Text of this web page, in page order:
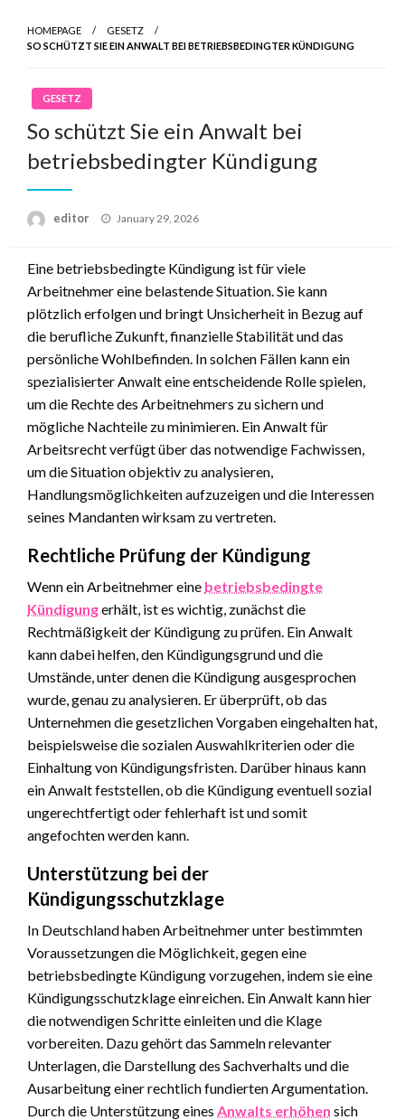
HOMEPAGE
GESETZ
SO SCHÜTZT SIE EIN ANWALT BEI BETRIEBSBEDINGTER KÜNDIGUNG
GESETZ
So schützt Sie ein Anwalt bei
betriebsbedingter Kündigung
editor
Posted
January 29, 2026
Eine betriebsbedingte Kündigung ist für viele
Arbeitnehmer eine belastende Situation. Sie kann
plötzlich erfolgen und bringt Unsicherheit in Bezug auf
die berufliche Zukunft, finanzielle Stabilität und das
persönliche Wohlbefinden. In solchen Fällen kann ein
spezialisierter Anwalt eine entscheidende Rolle spielen,
um die Rechte des Arbeitnehmers zu sichern und
mögliche Nachteile zu minimieren. Ein Anwalt für
Arbeitsrecht verfügt über das notwendige Fachwissen,
um die Situation objektiv zu analysieren,
Handlungsmöglichkeiten aufzuzeigen und die Interessen
seines Mandanten wirksam zu vertreten.
Rechtliche Prüfung der Kündigung
Wenn ein Arbeitnehmer eine betriebsbedingte
Kündigungerhält, ist es wichtig, zunächst die
Rechtmäßigkeit der Kündigung zu prüfen. Ein Anwalt
kann dabei helfen, den Kündigungsgrund und die
Umstände, unter denen die Kündigung ausgesprochen
wurde, genau zu analysieren. Er überprüft, ob das
Unternehmen die gesetzlichen Vorgaben eingehalten hat,
beispielsweise die sozialen Auswahlkriterien oder die
Einhaltung von Kündigungsfristen. Darüber hinaus kann
ein Anwalt feststellen, ob die Kündigung eventuell sozial
ungerechtfertigt oder fehlerhaft ist und somit
angefochten werden kann.
Unterstützung bei der
Kündigungsschutzklage
In Deutschland haben Arbeitnehmer unter bestimmten
Voraussetzungen die Möglichkeit, gegen eine
betriebsbedingte Kündigung vorzugehen, indem sie eine
Kündigungsschutzklage einreichen. Ein Anwalt kann hier
die notwendigen Schritte einleiten und die Klage
vorbereiten. Dazu gehört das Sammeln relevanter
Unterlagen, die Darstellung des Sachverhalts und die
Ausarbeitung einer rechtlich fundierten Argumentation.
Durch die Unterstützung eines Anwalts erhöhen sich